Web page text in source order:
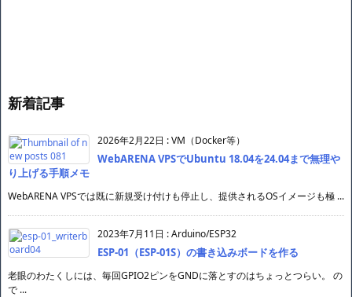
新着記事
2026年2月22日 :VM（Docker等）
WebARENA VPSでUbuntu 18.04を24.04まで無理や
り上げる手順メモ
WebARENA VPSでは既に新規受け付けも停止し、提供されるOSイメージも極 ...
2023年7月11日 :Arduino/ESP32
ESP-01（ESP-01S）の書き込みボードを作る
老眼のわたくしには、毎回GPIO2ピンをGNDに落とすのはちょっとつらい。 の
で ...